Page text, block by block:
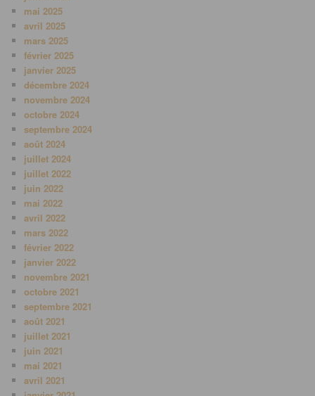
mai 2025
avril 2025
mars 2025
février 2025
janvier 2025
décembre 2024
novembre 2024
octobre 2024
septembre 2024
août 2024
juillet 2024
juillet 2022
juin 2022
mai 2022
avril 2022
mars 2022
février 2022
janvier 2022
novembre 2021
octobre 2021
septembre 2021
août 2021
juillet 2021
juin 2021
mai 2021
avril 2021